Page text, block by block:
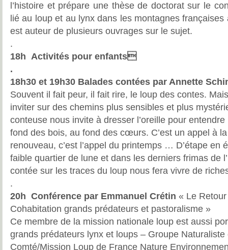
l’histoire et prépare une thèse de doctorat sur le
lié au loup et au lynx dans les montagnes françaises
est auteur de plusieurs ouvrages sur le sujet.
.
18h Activités pour enfants
.
18h30 et 19h30 Balades contées par Annette
Souvent il fait peur, il fait rire, le loup des contes.
inviter sur des chemins plus sensibles et plus
conteuse nous invite à dresser l’oreille pour entendre
fond des bois, au fond des cœurs. C’est un appel à
renouveau, c’est l’appel du printemps … D’étape en
faible quartier de lune et dans les derniers frimas de
contée sur les traces du loup nous fera vivre de
.
20h Conférence par Emmanuel Crétin « Le
Cohabitation grands prédateurs et pastoralisme »
Ce membre de la mission nationale loup est aussi
grands prédateurs lynx et loups – Groupe Naturaliste
Comté/Mission Loup de France Nature